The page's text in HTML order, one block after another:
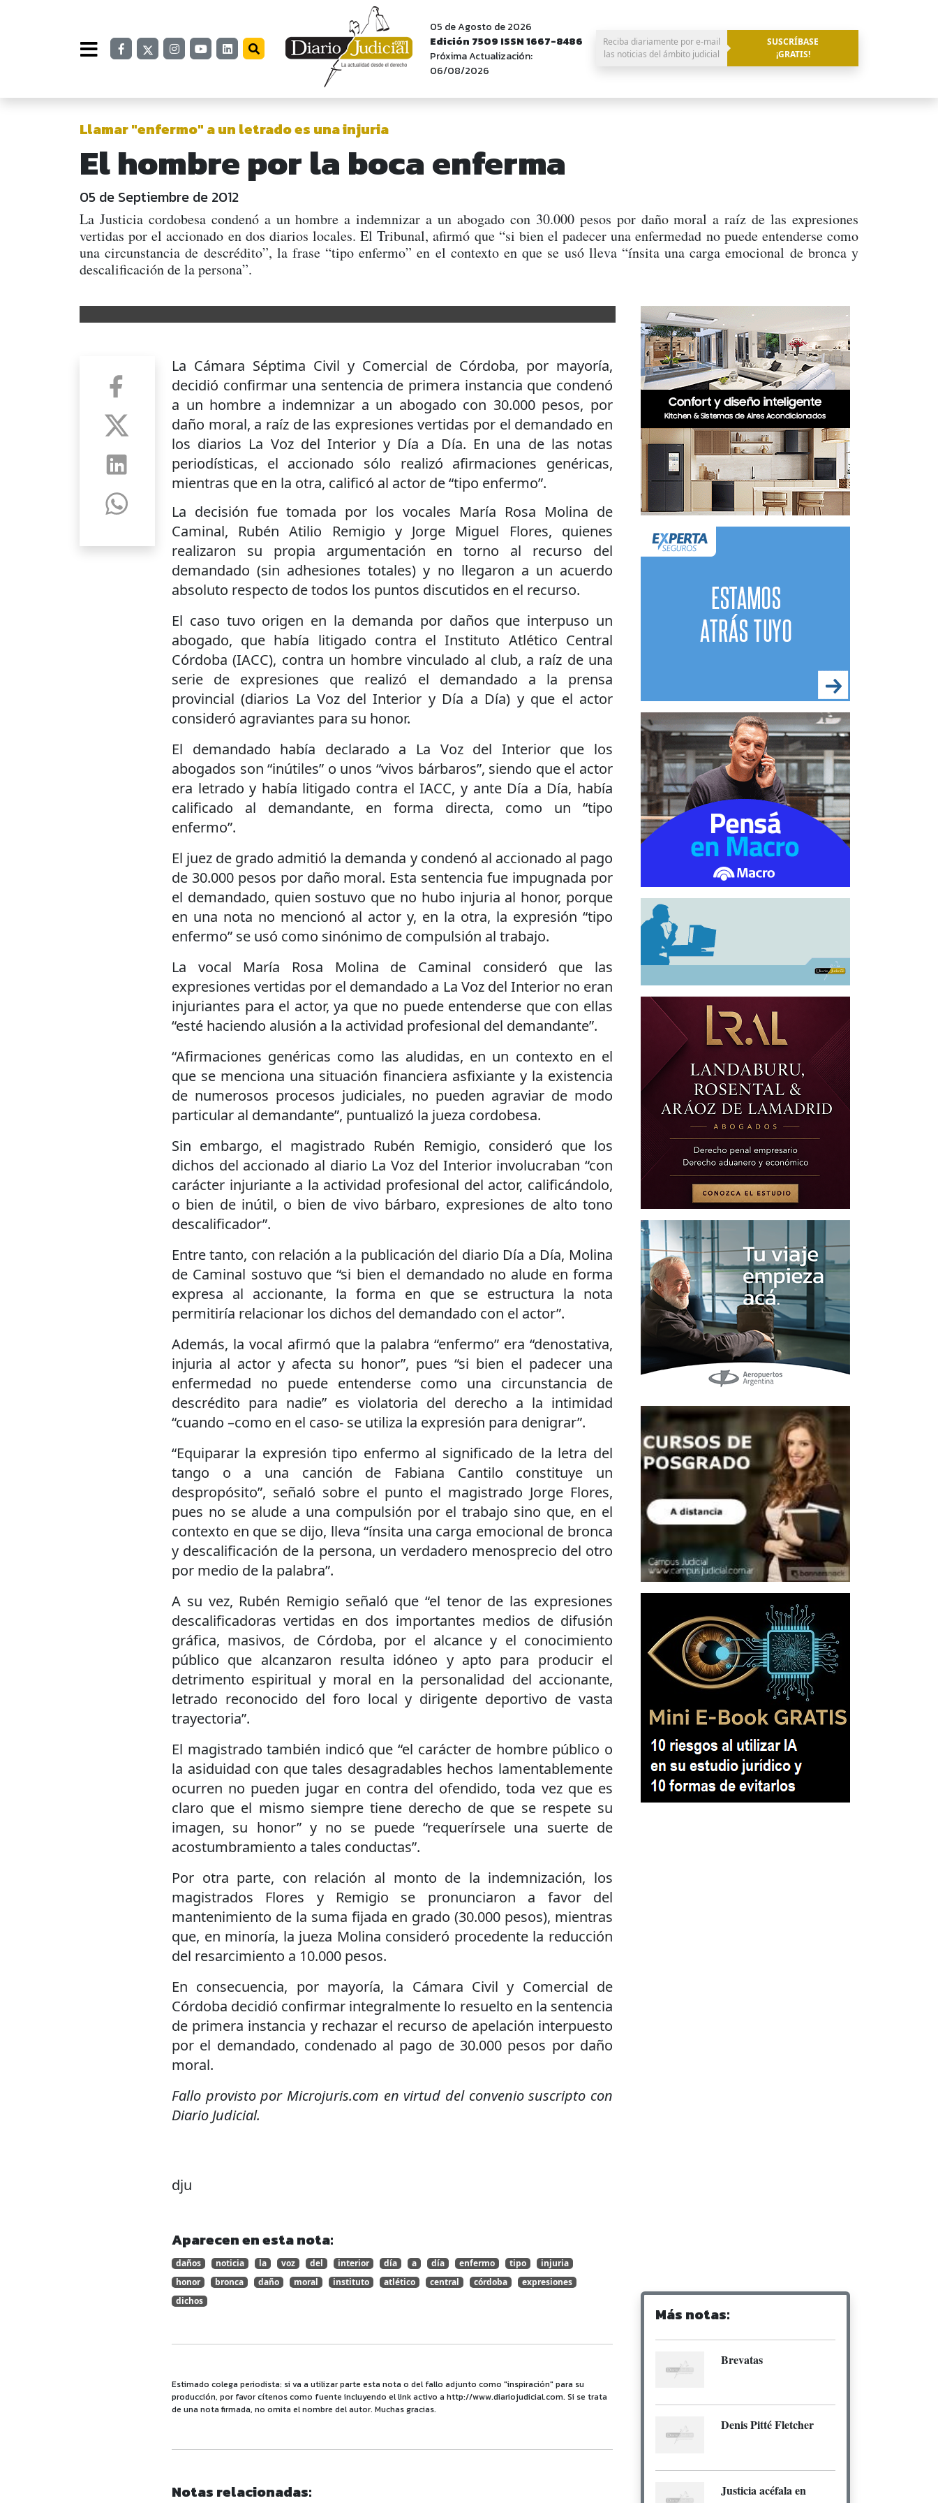
05 de Agosto de 2026
Edición 7509 ISSN 1667-8486
Próxima Actualización:
06/08/2026
Reciba diariamente por e-mail
las noticias del ámbito judicial
SUSCRÍBASE
¡GRATIS!
Llamar "enfermo" a un letrado es una injuria
El hombre por la boca enferma
05 de Septiembre de 2012
La Justicia cordobesa condenó a un hombre a indemnizar a un abogado con 30.000 pesos por daño moral a raíz de las expresiones
vertidas por el accionado en dos diarios locales. El Tribunal, afirmó que “si bien el padecer una enfermedad no puede entenderse como
una circunstancia de descrédito”, la frase “tipo enfermo” en el contexto en que se usó lleva “ínsita una carga emocional de bronca y
descalificación de la persona”.
La Cámara Séptima Civil y Comercial de Córdoba, por mayoría,
decidió confirmar una sentencia de primera instancia que condenó
a un hombre a indemnizar a un abogado con 30.000 pesos, por
daño moral, a raíz de las expresiones vertidas por el demandado en
los diarios La Voz del Interior y Día a Día. En una de las notas
periodísticas, el accionado sólo realizó afirmaciones genéricas,
mientras que en la otra, calificó al actor de “tipo enfermo”.
La decisión fue tomada por los vocales María Rosa Molina de
Caminal, Rubén Atilio Remigio y Jorge Miguel Flores, quienes
realizaron su propia argumentación en torno al recurso del
demandado (sin adhesiones totales) y no llegaron a un acuerdo
absoluto respecto de todos los puntos discutidos en el recurso.
El caso tuvo origen en la demanda por daños que interpuso un
abogado, que había litigado contra el Instituto Atlético Central
Córdoba (IACC), contra un hombre vinculado al club, a raíz de una
serie de expresiones que realizó el demandado a la prensa
provincial (diarios La Voz del Interior y Día a Día) y que el actor
consideró agraviantes para su honor.
El demandado había declarado a La Voz del Interior que los
abogados son “inútiles” o unos “vivos bárbaros”, siendo que el actor
era letrado y había litigado contra el IACC, y ante Día a Día, había
calificado al demandante, en forma directa, como un “tipo
enfermo”.
El juez de grado admitió la demanda y condenó al accionado al pago
de 30.000 pesos por daño moral. Esta sentencia fue impugnada por
el demandado, quien sostuvo que no hubo injuria al honor, porque
en una nota no mencionó al actor y, en la otra, la expresión “tipo
enfermo” se usó como sinónimo de compulsión al trabajo.
La vocal María Rosa Molina de Caminal consideró que las
expresiones vertidas por el demandado a La Voz del Interior no eran
injuriantes para el actor, ya que no puede entenderse que con ellas
“esté haciendo alusión a la actividad profesional del demandante”.
“Afirmaciones genéricas como las aludidas, en un contexto en el
que se menciona una situación financiera asfixiante y la existencia
de numerosos procesos judiciales, no pueden agraviar de modo
particular al demandante”, puntualizó la jueza cordobesa.
Sin embargo, el magistrado Rubén Remigio, consideró que los
dichos del accionado al diario La Voz del Interior involucraban “con
carácter injuriante a la actividad profesional del actor, calificándolo,
o bien de inútil, o bien de vivo bárbaro, expresiones de alto tono
descalificador”.
Entre tanto, con relación a la publicación del diario Día a Día, Molina
de Caminal sostuvo que “si bien el demandado no alude en forma
expresa al accionante, la forma en que se estructura la nota
permitiría relacionar los dichos del demandado con el actor”.
Además, la vocal afirmó que la palabra “enfermo” era “denostativa,
injuria al actor y afecta su honor”, pues “si bien el padecer una
enfermedad no puede entenderse como una circunstancia de
descrédito para nadie” es violatoria del derecho a la intimidad
“cuando –como en el caso- se utiliza la expresión para denigrar”.
“Equiparar la expresión tipo enfermo al significado de la letra del
tango o a una canción de Fabiana Cantilo constituye un
despropósito”, señaló sobre el punto el magistrado Jorge Flores,
pues no se alude a una compulsión por el trabajo sino que, en el
contexto en que se dijo, lleva “ínsita una carga emocional de bronca
y descalificación de la persona, un verdadero menosprecio del otro
por medio de la palabra”.
A su vez, Rubén Remigio señaló que “el tenor de las expresiones
descalificadoras vertidas en dos importantes medios de difusión
gráfica, masivos, de Córdoba, por el alcance y el conocimiento
público que alcanzaron resulta idóneo y apto para producir el
detrimento espiritual y moral en la personalidad del accionante,
letrado reconocido del foro local y dirigente deportivo de vasta
trayectoria”.
El magistrado también indicó que “el carácter de hombre público o
la asiduidad con que tales desagradables hechos lamentablemente
ocurren no pueden jugar en contra del ofendido, toda vez que es
claro que el mismo siempre tiene derecho de que se respete su
imagen, su honor” y no se puede “requerírsele una suerte de
acostumbramiento a tales conductas”.
Por otra parte, con relación al monto de la indemnización, los
magistrados Flores y Remigio se pronunciaron a favor del
mantenimiento de la suma fijada en grado (30.000 pesos), mientras
que, en minoría, la jueza Molina consideró procedente la reducción
del resarcimiento a 10.000 pesos.
En consecuencia, por mayoría, la Cámara Civil y Comercial de
Córdoba decidió confirmar integralmente lo resuelto en la sentencia
de primera instancia y rechazar el recurso de apelación interpuesto
por el demandado, condenado al pago de 30.000 pesos por daño
moral.
Fallo provisto por Microjuris.com en virtud del convenio suscripto con
Diario Judicial.
dju
Aparecen en esta nota:
daños noticia la voz del interior día a día enfermo tipo
injuria
honor
bronca daño moral instituto atlético central córdoba
expresiones
dichos
Estimado colega periodista: si va a utilizar parte esta nota o del fallo adjunto como "inspiración" para su
producción, por favor cítenos como fuente incluyendo el link activo a http://www.diariojudicial.com. Si se trata
de una nota firmada, no omita el nombre del autor. Muchas gracias.
Notas relacionadas:
Más notas:
Brevatas
Denis Pitté Fletcher
Justicia acéfala en